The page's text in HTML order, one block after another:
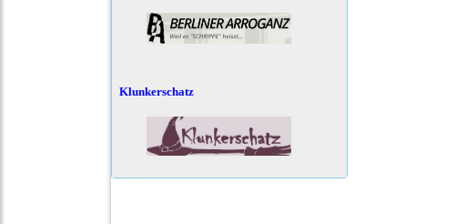
Klunkerschatz